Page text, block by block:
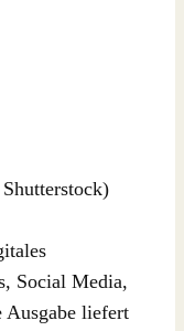
Social Media,
Ausgabe liefert